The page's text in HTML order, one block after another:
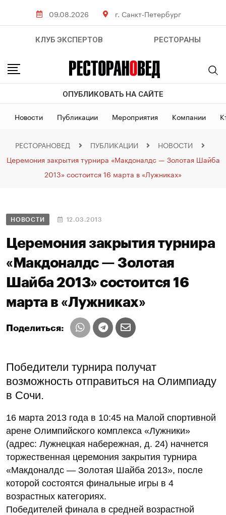
09.08.2026 г. Санкт-Петербург
КЛУБ ЭКСПЕРТОВ РЕСТОРАНЫ
ОПУБЛИКОВАТЬ НА САЙТЕ
Новости Публикации Мероприятия Компании
РЕСТОРАНОВЕД ПУБЛИКАЦИИ
НОВОСТИ
Церемония закрытия турнира «Макдоналдс — Золотая Шайба
2013» состоится 16 марта в «Лужниках»
НОВОСТИ 12.03.2013
Церемония закрытия турнира
«Макдоналдс — Золотая
Шайба 2013» состоится 16
марта в «Лужниках»
Поделиться:
Победители турнира получат
возможность отправиться на Олимпиаду
в Сочи.
16 марта 2013 года в 10:45 на Малой спортивной
арене Олимпийского комплекса «Лужники»
(адрес: Лужнецкая набережная, д. 24) начнется
торжественная церемония закрытия турнира
«Макдоналдс — Золотая Шайба 2013», после
которой состоятся финальные игры в 4
возрастных категориях.
Победителей финала в средней возрастной